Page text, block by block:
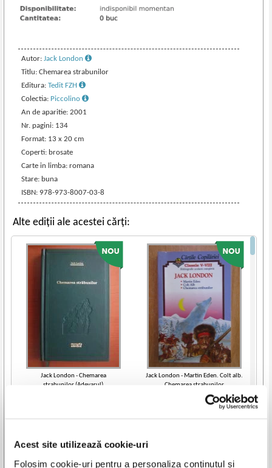
Acest site utilizează cookie-uri
Folosim cookie-uri pentru a personaliza conținutul și
Autor: Jack London
Titlu: Chemarea strabunilor
Editura:Tedit FZH
Colectia: Piccolino
An de aparitie: 2001
Nr. pagini: 134
Format: 13 x 20 cm
Coperti: brosate
Carte in limba: romana
Stare: buna
ISBN: 978-973-8007-03-8
Alte ediții ale acestei cărți:
Jack London - Chemarea
strabunilor (Adevarul)
Adaugă în coș
Jack London - Martin Eden. Colt alb.
Chemarea strabunilor
Lei
Adaugă în coș
Vezi toate edițiile »